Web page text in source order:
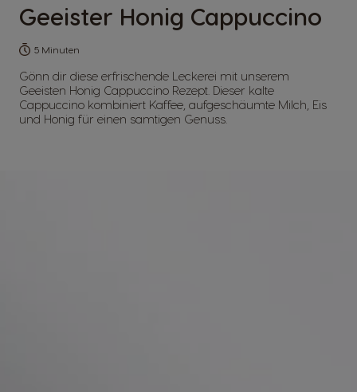
Geeister Honig Cappuccino
5 Minuten
Gönn dir diese erfrischende Leckerei mit unserem
Geeisten Honig Cappuccino Rezept. Dieser kalte
Cappuccino kombiniert Kaffee, aufgeschäumte Milch, Eis
und Honig für einen samtigen Genuss.